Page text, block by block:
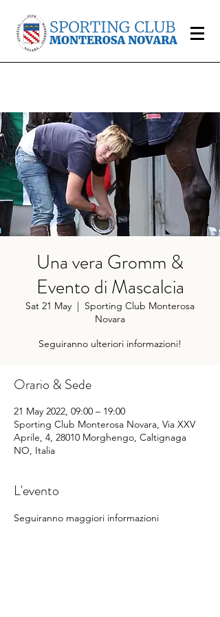
Una vera Gromm &
Evento di Mascalcia
Sat 21 May
  |
Sporting Club Monterosa
Novara
Seguiranno ulteriori informazioni!
Orario & Sede
21 May 2022, 09:00 – 19:00
Sporting Club Monterosa Novara, Via XXV
Aprile, 4, 28010 Morghengo, Caltignaga
NO, Italia
L'evento
Seguiranno maggiori informazioni